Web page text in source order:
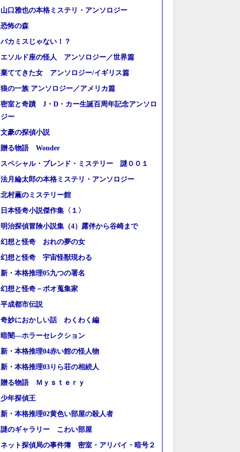
山口雅也の本格ミステリ・アンソロジー
恐怖の森
バカミスじゃない！？
エソルド座の怪人 アンソロジー／世界篇
棄ててきた女 アンソロジー/イギリス篇
狼の一族 アンソロジー／アメリカ篇
密室と奇蹟 J・D・カー生誕百周年記念アンソロ
ジー
文豪の探偵小説
贈る物語 Wonder
スペシャル・ブレンド・ミステリー 謎００１
法月綸太郎の本格ミステリ・アンソロジー
北村薫のミステリー館
日本怪奇小説傑作集〈１〉
明治探偵冒険小説集（4）露伴から谷崎まで
幻想と怪奇 おれの夢の女
幻想と怪奇 宇宙怪獣現わる
新・本格推理05九つの署名
幻想と怪奇－ポオ蒐集家
平成都市伝説
奇妙におかしい話 わくわく編
暗闇―ホラーセレクション
新・本格推理04赤い館の怪人物
新・本格推理03りら荘の相続人
贈る物語 Ｍｙｓｔｅｒｙ
少年探偵王
新・本格推理02黄色い部屋の殺人者
謎のギャラリー こわい部屋
ネット探偵局の事件簿 密室・アリバイ・暗号２